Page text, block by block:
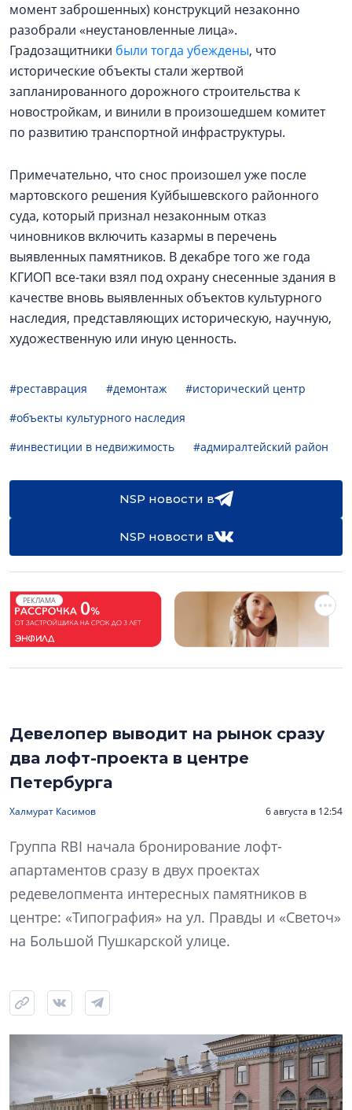
момент заброшенных) конструкций незаконно
разобрали «неустановленные лица».
Градозащитники были тогда убеждены, что
исторические объекты стали жертвой
запланированного дорожного строительства к
новостройкам, и винили в произошедшем комитет
по развитию транспортной инфраструктуры.
Примечательно, что снос произошел уже после
мартовского решения Куйбышевского районного
суда, который признал незаконным отказ
чиновников включить казармы в перечень
выявленных памятников. В декабре того же года
КГИОП все-таки взял под охрану снесенные здания в
качестве вновь выявленных объектов культурного
наследия, представляющих историческую, научную,
художественную или иную ценность.
#реставрация #демонтаж
#исторический центр
#объекты культурного наследия
#инвестиции в недвижимость
#адмиралтейский район
NSP новости в
NSP новости в
РЕКЛАМА
Девелопер выводит на рынок сразу
два лофт-проекта в центре
Петербурга
Халмурат Касимов 6 августа в 12:54
Группа RBI начала бронирование лофт-
апартаментов сразу в двух проектах
редевелопмента интересных памятников в
центре: «Типография» на ул. Правды и «Светоч»
на Большой Пушкарской улице.